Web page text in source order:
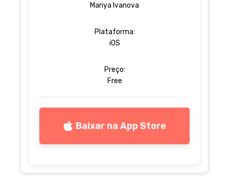
Mariya Ivanova
Plataforma:
iOS
Preço:
Free
Baixar na App Store